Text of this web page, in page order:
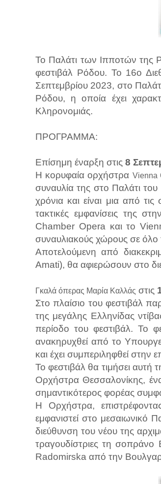
Το Παλάτι των Ιπποτών της
φεστιβάλ Ρόδου. Το 16ο
Σεπτεμβρίου 2023, στο
Ρόδου, η οποία έχει
Κληρονομιάς.
ΠΡΟΓΡΑΜΜΑ:
Επίσημη έναρξη στις 8
H κορυφαία ορχήστρα Vienna
συναυλία της στο Παλάτι
χρόνια και είναι μια από
τακτικές εμφανίσεις της
Chamber Opera και το
συναυλιακούς χώρους σε
Αποτελούμενη από
Amati), θα αφιερώσουν στο
Γκαλά όπερας Μαρία Καλλάς στις
Στο πλαίσιο του φεστιβάλ
της μεγάλης Ελληνίδας
περίοδο του φεστιβάλ. Το
ανακηρυχθεί από το
και έχει συμπεριληφθεί στην
Το φεστιβάλ θα τιμήσει αυτή
Ορχήστρα Θεσσαλονίκης,
σημαντικότερος φορέας
Η Ορχήστρα,
εμφανιστεί στο
διεύθυνση του νέου της
τραγουδίστριες τη
Radomirska από την